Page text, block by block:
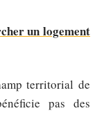
un logement
territorial de
pas des